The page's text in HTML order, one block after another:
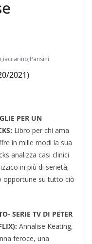
,iaccarino,Pansini
2021)
PER UN
Libro per chi ama
in mille modi la sua
analizza casi clinici
in più di serietà,
opportune su tutto ciò
SERIE TV DI PETER
Annalise Keating,
feroce, una